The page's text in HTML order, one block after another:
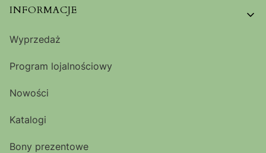
Linki w stopce
INFORMACJE
Wyprzedaż
Program lojalnościowy
Nowości
Katalogi
Bony prezentowe